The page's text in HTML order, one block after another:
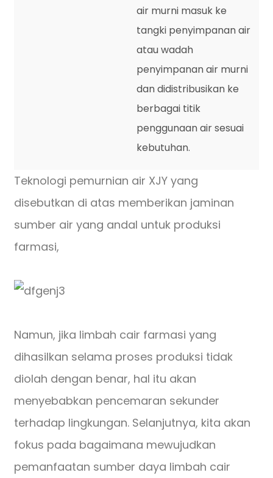
air murni masuk ke
tangki penyimpanan air
atau wadah
penyimpanan air murni
dan didistribusikan ke
berbagai titik
penggunaan air sesuai
kebutuhan.
Teknologi pemurnian air XJY yang
disebutkan di atas memberikan jaminan
sumber air yang andal untuk produksi
farmasi,
Namun, jika limbah cair farmasi yang
dihasilkan selama proses produksi tidak
diolah dengan benar, hal itu akan
menyebabkan pencemaran sekunder
terhadap lingkungan. Selanjutnya, kita akan
fokus pada bagaimana mewujudkan
pemanfaatan sumber daya limbah cair